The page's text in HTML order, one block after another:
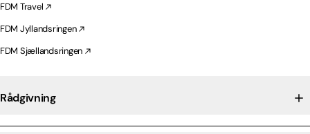
FDM Travel
FDM Jyllandsringen
FDM Sjællandsringen
Rådgivning